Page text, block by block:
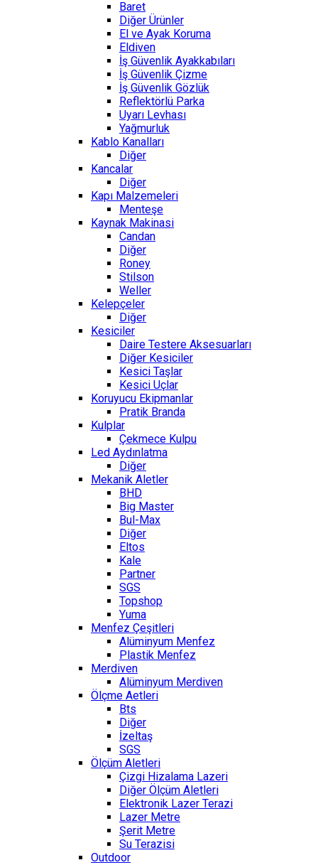
Baret
Diğer Ürünler
El ve Ayak Koruma
Eldiven
İş Güvenlik Ayakkabıları
İş Güvenlik Çizme
İş Güvenlik Gözlük
Reflektörlü Parka
Uyarı Levhası
Yağmurluk
Kablo Kanalları
Diğer
Kancalar
Diğer
Kapı Malzemeleri
Menteşe
Kaynak Makinasi
Candan
Diğer
Roney
Stilson
Weller
Kelepçeler
Diğer
Kesiciler
Daire Testere Aksesuarları
Diğer Kesiciler
Kesici Taşlar
Kesici Uçlar
Koruyucu Ekipmanlar
Pratik Branda
Kulplar
Çekmece Kulpu
Led Aydınlatma
Diğer
Mekanik Aletler
BHD
Big Master
Bul-Max
Diğer
Eltos
Kale
Partner
SGS
Topshop
Yuma
Menfez Çeşitleri
Alüminyum Menfez
Plastik Menfez
Merdiven
Alüminyum Merdiven
Ölçme Aetleri
Bts
Diğer
İzeltaş
SGS
Ölçüm Aletleri
Çizgi Hizalama Lazeri
Diğer Ölçüm Aletleri
Elektronik Lazer Terazi
Lazer Metre
Şerit Metre
Su Terazisi
Outdoor